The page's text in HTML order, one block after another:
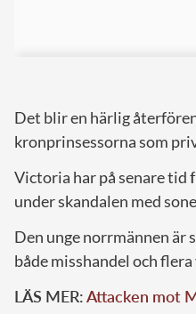
Det blir en härlig
kronprinsessorna som
Victoria har på senare tid
under skandalen med
Den unge norrmännen är
både misshandel och
LÄS MER:Attacken mot